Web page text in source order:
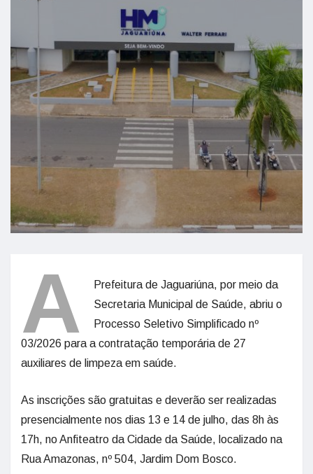
A
Prefeitura de Jaguariúna, por meio da
Secretaria Municipal de Saúde, abriu o
Processo Seletivo Simplificado nº
03/2026 para a contratação temporária de 27
auxiliares de limpeza em saúde.
As inscrições são gratuitas e deverão ser realizadas
presencialmente nos dias 13 e 14 de julho, das 8h às
17h, no Anfiteatro da Cidade da Saúde, localizado na
Rua Amazonas, nº 504, Jardim Dom Bosco.